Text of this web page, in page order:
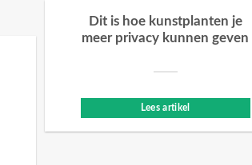
Dit is hoe kunstplanten je
meer privacy kunnen geven
Lees artikel